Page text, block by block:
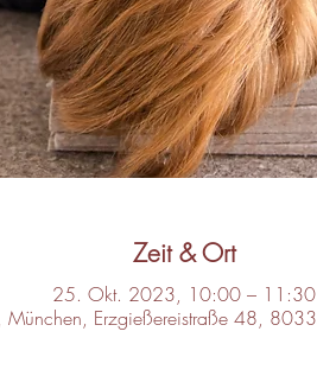
Zeit & Ort
25. Okt. 2023, 10:00 – 11:30
München, Erzgießereistraße 48,